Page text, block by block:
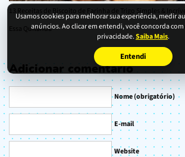
Usamos cookies para melhorar sua experiência, medir
anúncios. Ao clicar em entendi, você concorda
privacidade.Saiba Mais.
Entendi
13 Receitas de Biscoito de Farinha de Trigo Simples &
Essa Quitanda
Adicionar comentário
Nome (obrigatório)
E-mail
Website